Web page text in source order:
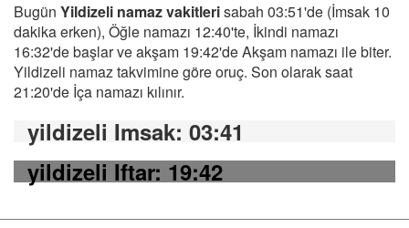
Bugün Yildizeli namaz vakitlerisabah 03:51'de (İmsak 10
dakika erken), Öğle namazı 12:40'te, İkindi namazı
16:32'de başlar ve akşam 19:42'de Akşam namazı ile biter.
Yildizeli namaz takvimine göre oruç. Son olarak saat
21:20'de İça namazı kılınır.
yildizeli Imsak: 03:41
yildizeli Iftar: 19:42